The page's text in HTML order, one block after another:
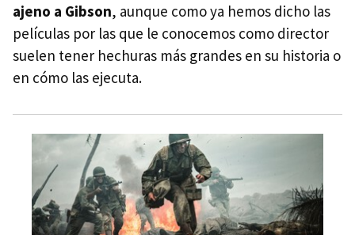
ajeno a Gibson, aunque como ya hemos dicho las
películas por las que le conocemos como director
suelen tener hechuras más grandes en su historia o
en cómo las ejecuta.